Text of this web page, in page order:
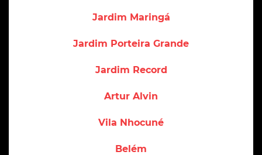
Jardim Maringá
Jardim Porteira Grande
Jardim Record
Artur Alvin
Vila Nhocuné
Belém